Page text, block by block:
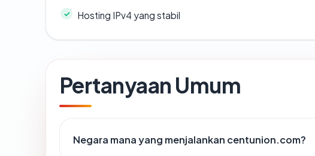
Hosting IPv4 yang stabil
Pertanyaan Umum
Negara mana yang menjalankan centunion.com?